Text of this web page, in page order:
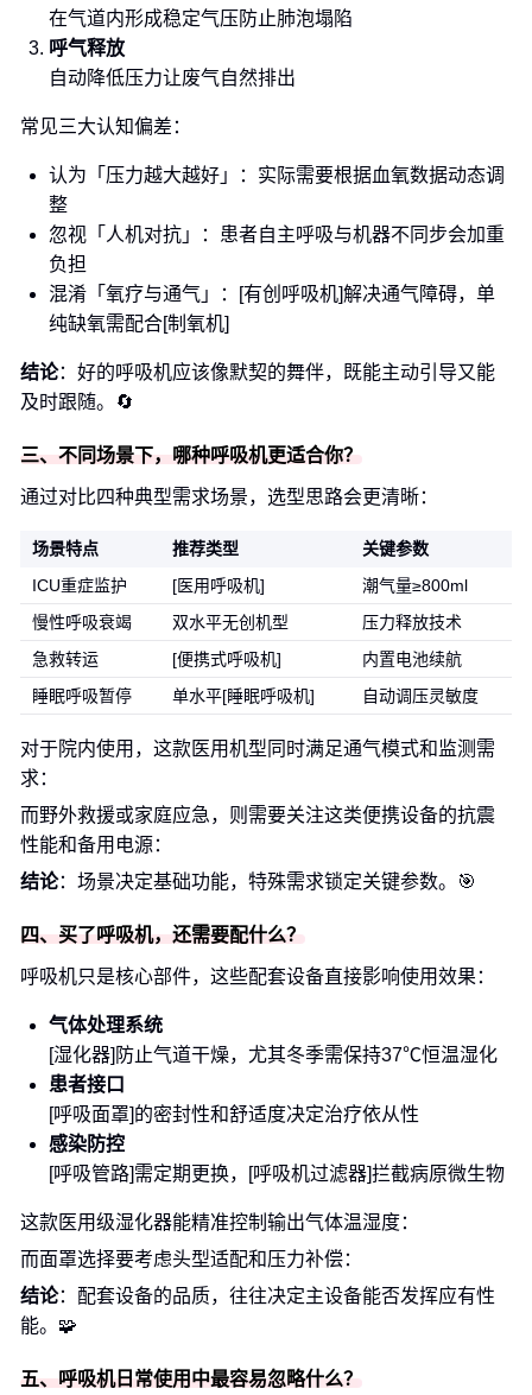
在气道内形成稳定气压防止肺泡塌陷
呼气释放
自动降低压力让废气自然排出
常见三大认知偏差：
认为「压力越大越好」：实际需要根据血氧数据动态调
整
忽视「人机对抗」：患者自主呼吸与机器不同步会加重
负担
混淆「氧疗与通气」：[有创呼吸机]解决通气障碍，单
纯缺氧需配合[制氧机]
结论：好的呼吸机应该像默契的舞伴，既能主动引导又能
及时跟随。🔄
三、不同场景下，哪种呼吸机更适合你？
通过对比四种典型需求场景，选型思路会更清晰：
场景特点 推荐类型
关键参数
ICU重症监护
[医用呼吸机]
潮气量≥800ml
慢性呼吸衰竭
双水平无创机型
压力释放技术
急救转运
[便携式呼吸机]
内置电池续航
睡眠呼吸暂停
单水平[睡眠呼吸机] 自动调压灵敏度
对于院内使用，这款医用机型同时满足通气模式和监测需
求：
而野外救援或家庭应急，则需要关注这类便携设备的抗震
性能和备用电源：
结论：场景决定基础功能，特殊需求锁定关键参数。🎯
四、买了呼吸机，还需要配什么？
呼吸机只是核心部件，这些配套设备直接影响使用效果：
气体处理系统
[湿化器]防止气道干燥，尤其冬季需保持37℃恒温湿化
患者接口
[呼吸面罩]的密封性和舒适度决定治疗依从性
感染防控
[呼吸管路]需定期更换，[呼吸机过滤器]拦截病原微生物
这款医用级湿化器能精准控制输出气体温湿度：
而面罩选择要考虑头型适配和压力补偿：
结论：配套设备的品质，往往决定主设备能否发挥应有性
能。🧩
五、呼吸机日常使用中最容易忽略什么？